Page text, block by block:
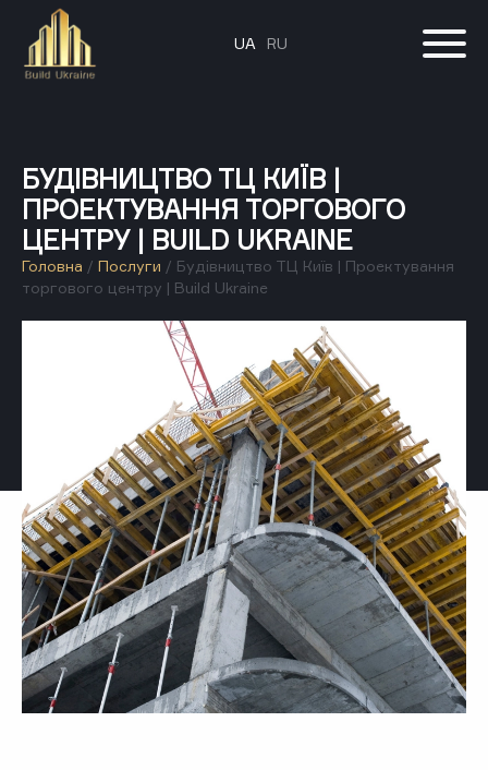
UA RU
БУДІВНИЦТВО ТЦ КИЇВ |
ПРОЕКТУВАННЯ ТОРГОВОГО
ЦЕНТРУ | BUILD UKRAINE
Головна / Послуги / Будівництво ТЦ Київ | Проектування
торгового центру | Build Ukraine